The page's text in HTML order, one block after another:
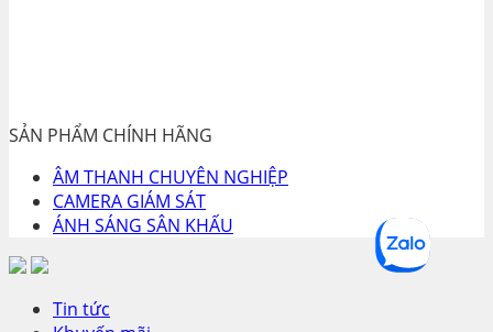
SẢN PHẨM CHÍNH HÃNG
ÂM THANH CHUYÊN NGHIỆP
CAMERA GIÁM SÁT
ÁNH SÁNG SÂN KHẤU
Tin tức